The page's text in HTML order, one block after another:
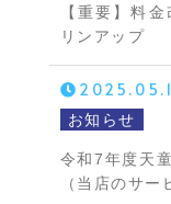
【重要】料
リンアップ
お知らせ
令和7年度天
（当店のサー